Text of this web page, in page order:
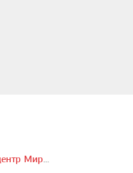
Медицинский центр Мирамед…